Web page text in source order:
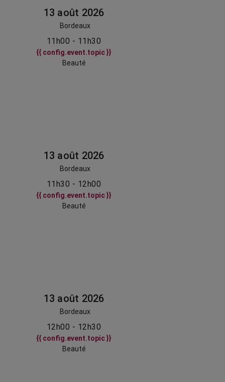
13 août 2026
Bordeaux
11h00 - 11h30
{{ config.event.topic }}
Beauté
13 août 2026
Bordeaux
11h30 - 12h00
{{ config.event.topic }}
Beauté
13 août 2026
Bordeaux
12h00 - 12h30
{{ config.event.topic }}
Beauté